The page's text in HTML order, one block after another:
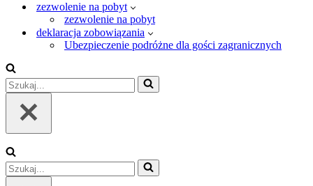
zezwolenie na pobyt
zezwolenie na pobyt
deklaracja zobowiązania
Ubezpieczenie podróżne dla gości zagranicznych
Szukaj...
Szukaj...